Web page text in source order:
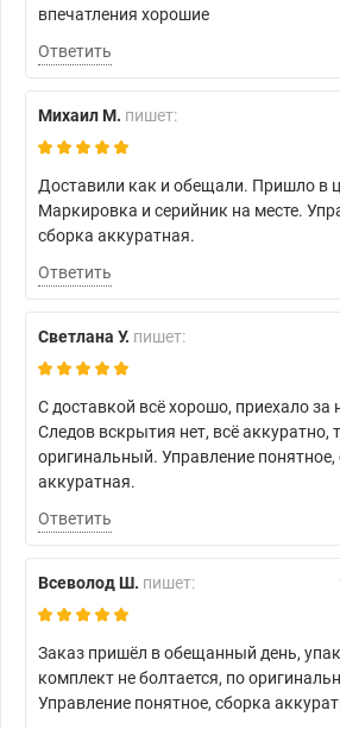
впечатления хорошие
Ответить
Михаил М. пишет:
Доставили как и обещали. Пришло в
Маркировка и серийник на месте.
сборка аккуратная.
Ответить
Светлана У. пишет:
С доставкой всё хорошо, приехало за
Следов вскрытия нет, всё аккуратно,
оригинальный. Управление понятное,
аккуратная.
Ответить
Всеволод Ш. пишет:
Заказ пришёл в обещанный день,
комплект не болтается, по
Управление понятное, сборка